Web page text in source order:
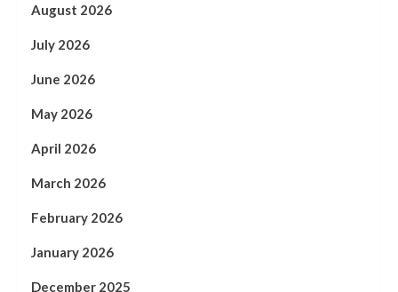
August 2026
July 2026
June 2026
May 2026
April 2026
March 2026
February 2026
January 2026
December 2025